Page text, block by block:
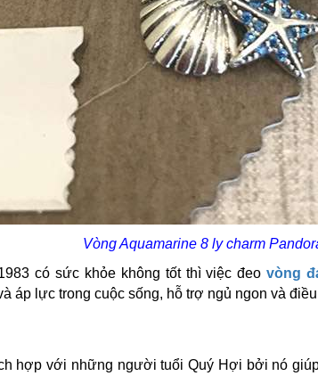
Vòng Aquamarine 8 ly charm
có sức khỏe không tốt thì việc đeovòng
áp lực trong cuộc sống, hỗ trợ ngủ ngon và
hợp với những người tuổi Quý Hợi bởi nó